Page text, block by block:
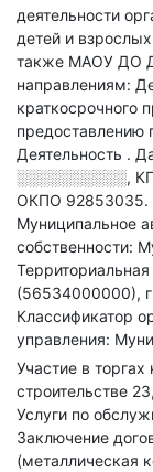
деятельности
детей и
также МАОУ ДО
направлениям:
краткосрочного
предоставлению
Деятельность .
░░░░░░░░░░,
ОКПО 92853035.
Муниципальное
собственности:
(56534000000),
Классификатор
управления:
Участие в
строительстве
Услуги по
Заключение
(металлическая